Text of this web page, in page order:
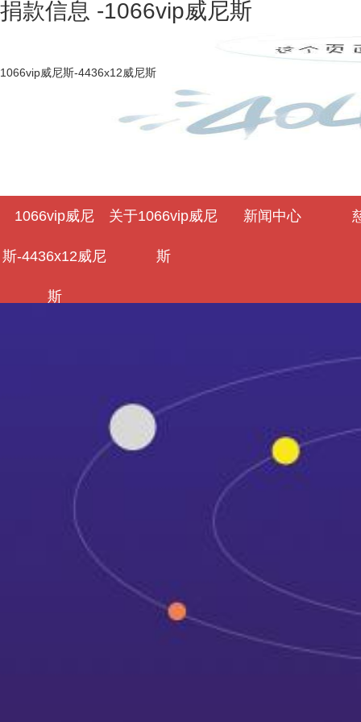
捐款信息 -1066vip威尼斯
1066vip威尼斯-4436x12威尼斯
1066vip威尼
斯-4436x12威尼
斯
关于1066vip威尼
斯
新闻中心